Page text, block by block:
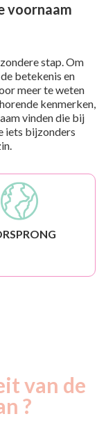
voornaam
stap. Om
betekenis en
meer te weten
kenmerken,
vinden die bij
iets bijzonders
van de
?